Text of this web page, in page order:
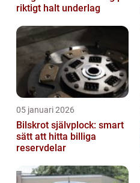
riktigt halt underlag
05 januari 2026
Bilskrot självplock: smart
sätt att hitta billiga
reservdelar